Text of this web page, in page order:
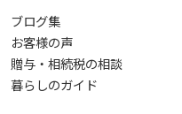
ブログ集
お客様の声
贈与・相続税の相談
暮らしのガイド